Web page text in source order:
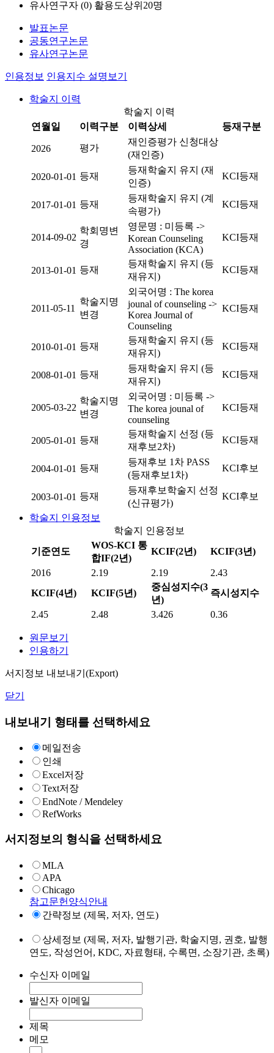
유사연구자 (0) 활용도상위20명
발표논문
공동연구논문
유사연구논문
인용정보 인용지수 설명보기
학술지 이력
학술지 이력
연월일
이력구분 이력상세 등재구분
2026 평가
재인증평가 신청대상
(재인증)
2020-01-01 등재
등재학술지 유지 (재
인증)
KCI등재
2017-01-01 등재
등재학술지 유지 (계
속평가)
KCI등재
2014-09-02
학회명변
경
영문명 : 미등록 ->
Korean Counseling
Association (KCA)
KCI등재
2013-01-01 등재
등재학술지 유지 (등
재유지)
KCI등재
2011-05-11
학술지명
변경
외국어명 : The korea
jounal of counseling ->
Korea Journal of
Counseling
KCI등재
2010-01-01 등재
등재학술지 유지 (등
재유지)
KCI등재
2008-01-01 등재
등재학술지 유지 (등
재유지)
KCI등재
2005-03-22
학술지명
변경
외국어명 : 미등록 ->
The korea jounal of
counseling
KCI등재
2005-01-01 등재
등재학술지 선정 (등
재후보2차)
KCI등재
2004-01-01 등재
등재후보 1차 PASS
(등재후보1차)
KCI후보
2003-01-01 등재
등재후보학술지 선정
(신규평가)
KCI후보
학술지 인용정보
학술지 인용정보
기준연도
WOS-KCI 통
합IF(2년)
KCIF(2년) KCIF(3년)
2016 2.19 2.19
2.43
KCIF(4년)
KCIF(5년)
중심성지수(3
년)
즉시성지수
2.45 2.48 3.426 0.36
원문보기
인용하기
서지정보 내보내기(Export)
닫기
내보내기 형태를 선택하세요
메일전송
인쇄
Excel저장
Text저장
EndNote / Mendeley
RefWorks
서지정보의 형식을 선택하세요
MLA
APA
Chicago
참고문헌양식안내
간략정보 (제목, 저자, 연도)
상세정보 (제목, 저자, 발행기관, 학술지명, 권호, 발행
연도, 작성언어, KDC, 자료형태, 수록면, 소장기관, 초록)
수신자 이메일
발신자 이메일
제목
메모